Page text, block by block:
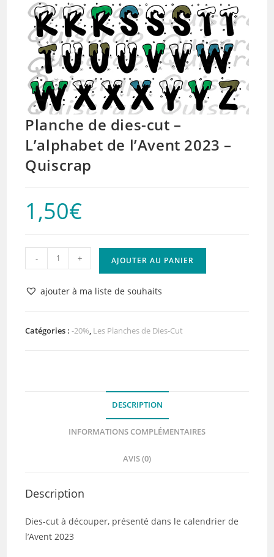
Planche de dies-cut –
L’alphabet de l’Avent 2023 –
Quiscrap
1,50€
quantité
de
Planche
cut
- + AJOUTER AU PANIER
ajouter à ma liste de souhaits
Catégories :-20%, Les Planches de Dies-Cut
DESCRIPTION
INFORMATIONS COMPLÉMENTAIRES
AVIS (0)
Description
Dies-cut à découper, présenté dans le calendrier de
l’Avent 2023